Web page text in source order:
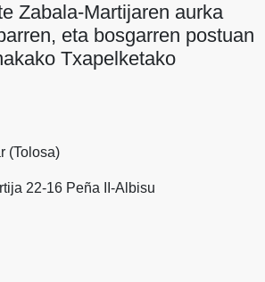
Zabala-Martijaren aurka
eta bosgarren postuan
Txapelketako
(Tolosa)
22-16 Peña II-Albisu